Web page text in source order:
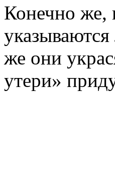
Конечно же,
же они
утери»